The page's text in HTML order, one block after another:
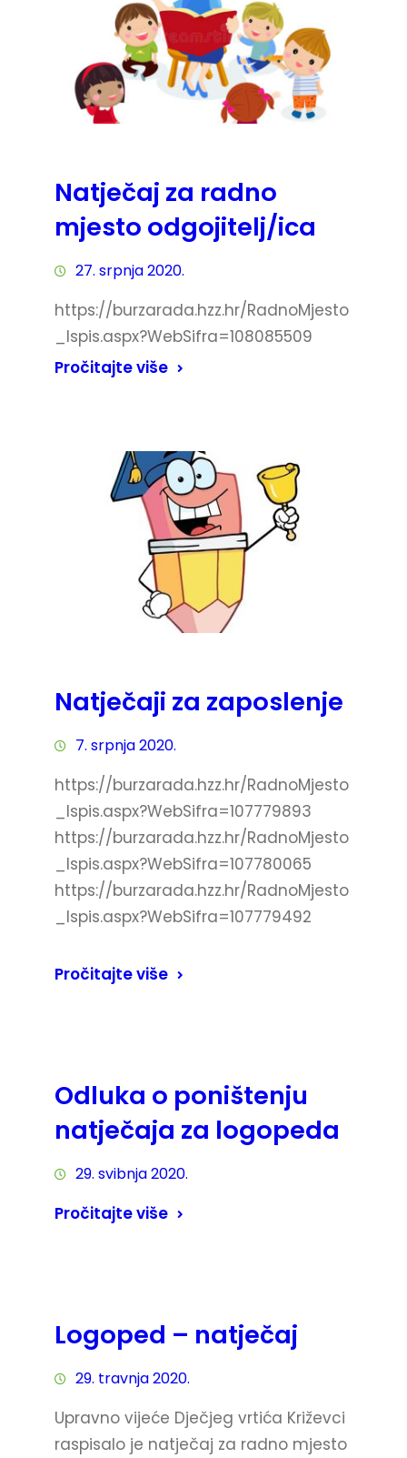
Natječaj za radno
mjesto odgojitelj/ica
27. srpnja 2020.
https://burzarada.hzz.hr/RadnoMjesto
_Ispis.aspx?WebSifra=108085509
Pročitajte više
Natječaji za zaposlenje
7. srpnja 2020.
https://burzarada.hzz.hr/RadnoMjesto
_Ispis.aspx?WebSifra=107779893
https://burzarada.hzz.hr/RadnoMjesto
_Ispis.aspx?WebSifra=107780065
https://burzarada.hzz.hr/RadnoMjesto
_Ispis.aspx?WebSifra=107779492
Pročitajte više
Odluka o poništenju
natječaja za logopeda
29. svibnja 2020.
Pročitajte više
Logoped – natječaj
29. travnja 2020.
Upravno vijeće Dječjeg vrtića Križevci
raspisalo je natječaj za radno mjesto